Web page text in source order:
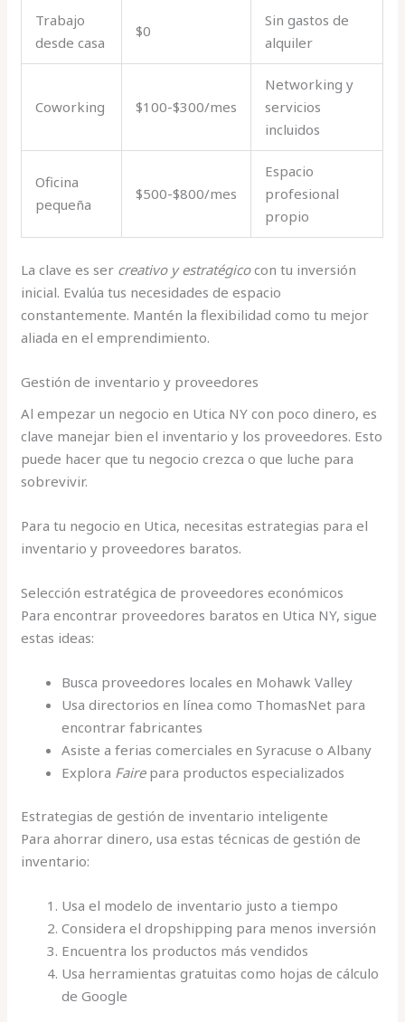
Trabajo
desde casa
$0
Sin gastos de
alquiler
Coworking $100-$300/mes
Networking y
servicios
incluidos
Oficina
pequeña
$500-$800/mes
Espacio
profesional
propio
La clave es ser creativo y estratégicocon tu inversión
inicial. Evalúa tus necesidades de espacio
constantemente. Mantén la flexibilidad como tu mejor
aliada en el emprendimiento.
Gestión de inventario y proveedores
Al empezar un negocio en Utica NY con poco dinero, es
clave manejar bien el inventario y los proveedores. Esto
puede hacer que tu negocio crezca o que luche para
sobrevivir.
Para tu negocio en Utica, necesitas estrategias para el
inventario y proveedores baratos.
Selección estratégica de proveedores económicos
Para encontrar proveedores baratos en Utica NY, sigue
estas ideas:
Busca proveedores locales en Mohawk Valley
Usa directorios en línea como ThomasNet para
encontrar fabricantes
Asiste a ferias comerciales en Syracuse o Albany
Explora Fairepara productos especializados
Estrategias de gestión de inventario inteligente
Para ahorrar dinero, usa estas técnicas de gestión de
inventario:
Usa el modelo de inventario justo a tiempo
Considera el dropshipping para menos inversión
Encuentra los productos más vendidos
Usa herramientas gratuitas como hojas de cálculo
de Google